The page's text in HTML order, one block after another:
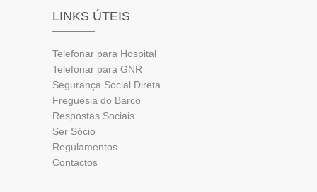
LINKS ÚTEIS
Telefonar para Hospital
Telefonar para GNR
Segurança Social Direta
Freguesia do Barco
Respostas Sociais
Ser Sócio
Regulamentos
Contactos